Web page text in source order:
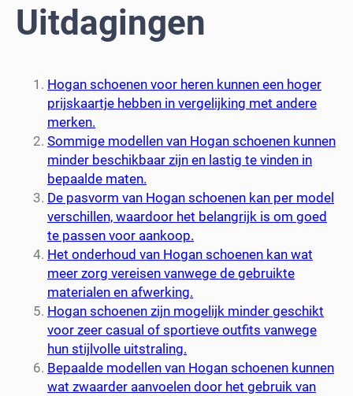
Uitdagingen
Hogan schoenen voor heren kunnen een hoger
prijskaartje hebben in vergelijking met andere
merken.
Sommige modellen van Hogan schoenen kunnen
minder beschikbaar zijn en lastig te vinden in
bepaalde maten.
De pasvorm van Hogan schoenen kan per model
verschillen, waardoor het belangrijk is om goed
te passen voor aankoop.
Het onderhoud van Hogan schoenen kan wat
meer zorg vereisen vanwege de gebruikte
materialen en afwerking.
Hogan schoenen zijn mogelijk minder geschikt
voor zeer casual of sportieve outfits vanwege
hun stijlvolle uitstraling.
Bepaalde modellen van Hogan schoenen kunnen
wat zwaarder aanvoelen door het gebruik van